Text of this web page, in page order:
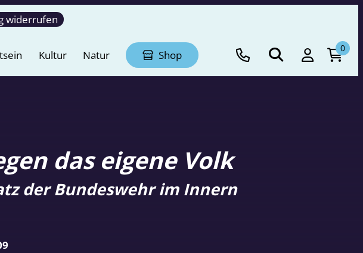
widerrufen
Kultur Natur Shop
0
das eigene Volk
der Bundeswehr im Innern